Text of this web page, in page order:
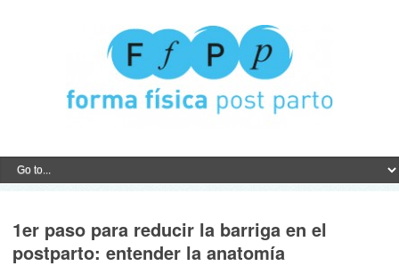
1er paso para reducir la barriga en el
postparto: entender la anatomía